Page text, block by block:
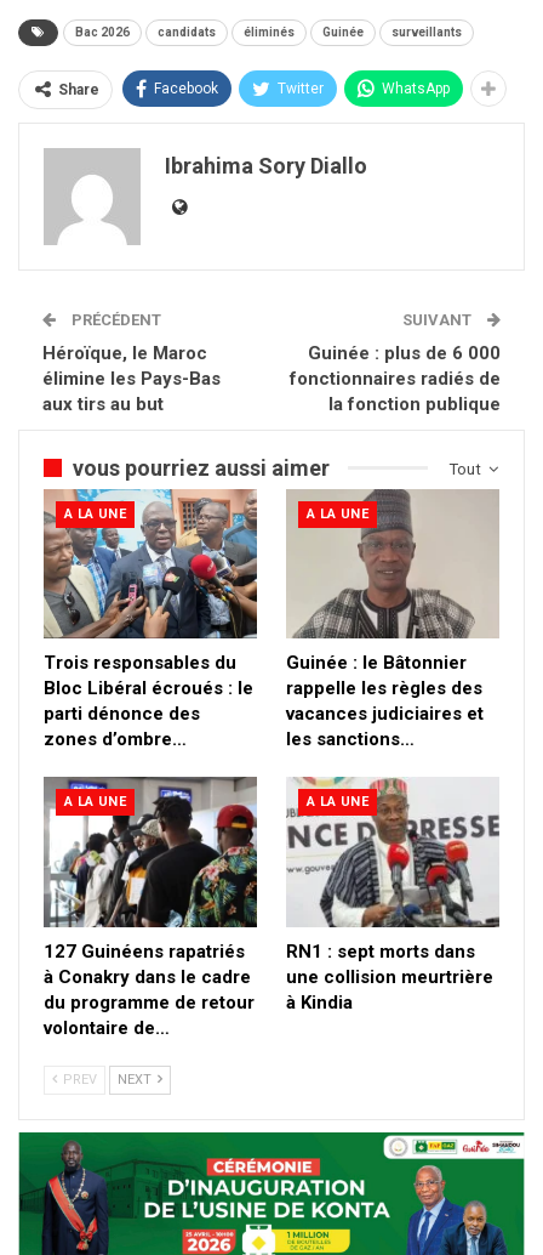
Bac 2026 candidats éliminés Guinée surveillants
Share Facebook Twitter WhatsApp
Ibrahima Sory Diallo
PRÉCÉDENT
Héroïque, le Maroc
élimine les Pays-Bas
aux tirs au but
SUIVANT
Guinée : plus de 6 000
fonctionnaires radiés de
la fonction publique
Tout
vous pourriez aussi aimer
A LA UNE
Trois responsables du
Bloc Libéral écroués : le
parti dénonce des
zones d’ombre…
A LA UNE
Guinée : le Bâtonnier
rappelle les règles des
vacances judiciaires et
les sanctions…
A LA UNE
127 Guinéens rapatriés
à Conakry dans le cadre
du programme de retour
volontaire de…
A LA UNE
RN1 : sept morts dans
une collision meurtrière
à Kindia
PREV NEXT